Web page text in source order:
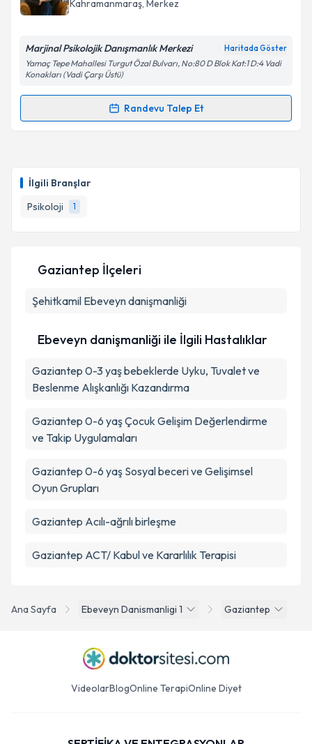
İlgili Branşlar
Psikoloji
1
Kişisel verilerimin işlenmesine ilişkinAydınlatma
'ni okudum ve kişisel verilerimin belirtilen
kapsamda işlenmesini kabul ediyorum.
Takvim Talebini Gönder
Kahramanmaraş, Merkez
Marjinal Psikolojik Danışmanlık Merkezi Haritada Göster
Yamaç Tepe Mahallesi Turgut Özal Bulvarı, No:80 D Blok Kat:1 D:4 Vadi
Konakları (Vadi Çarşı Üstü)
Randevu Talep Et
Randevu Takvimi Talebi
için bir takvim hazırlandığında e-posta ile
bilgilendireceğiz.
E-posta Adresiniz
Kişisel verilerimin işlenmesine ilişkin
Takvim Talebini Gönder
Ana Sayfa Ebeveyn Danismanligi 1 Gaziantep
Gaziantep İlçeleri
Şehitkamil Ebeveyn danişmanliği
Ebeveyn danişmanliği ile İlgili Hastalıklar
Gaziantep 0-3 yaş bebeklerde Uyku, Tuvalet ve
Beslenme Alışkanlığı Kazandırma
Gaziantep 0-6 yaş Çocuk Gelişim Değerlendirme
ve Takip Uygulamaları
Gaziantep 0-6 yaş Sosyal beceri ve Gelişimsel
Oyun Grupları
Gaziantep Acılı-ağrılı birleşme
Gaziantep ACT/ Kabul ve Kararlılık Terapisi
VideolarBlogOnline TerapiOnline Diyet